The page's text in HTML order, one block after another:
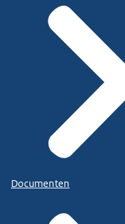
Documenten